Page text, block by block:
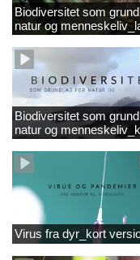
Biodiversitet som
natur og
version
Biodiversitet som
natur og
version
Virus fra dyr_kort